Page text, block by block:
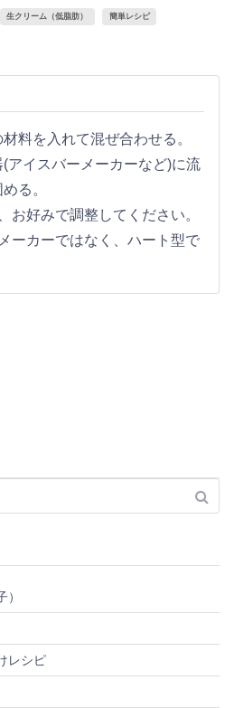
生クリーム（低脂肪） 簡単レシピ
料を入れて混ぜ合わせる。
(アイスバーメーカーなど)に流
る。
お好みで調整してください。
ーカーではなく、ハート型で
レシピ